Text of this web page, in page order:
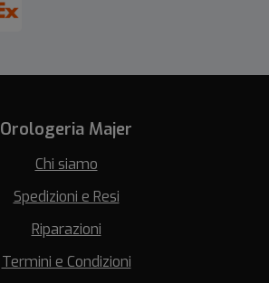
Orologeria Majer
Chi siamo
Spedizioni e Resi
Riparazioni
Termini e Condizioni